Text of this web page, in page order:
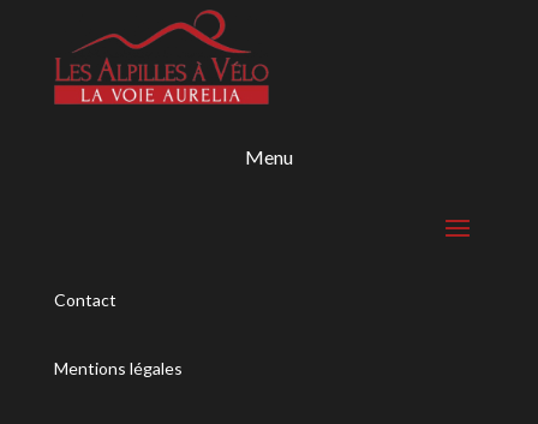
Menu
Contact
Mentions légales